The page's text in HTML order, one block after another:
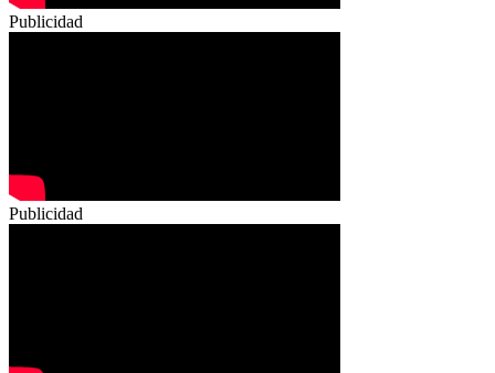
Publicidad
Publicidad